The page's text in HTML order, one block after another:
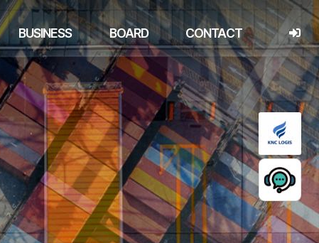
BUSINESS BOARD CONTACT